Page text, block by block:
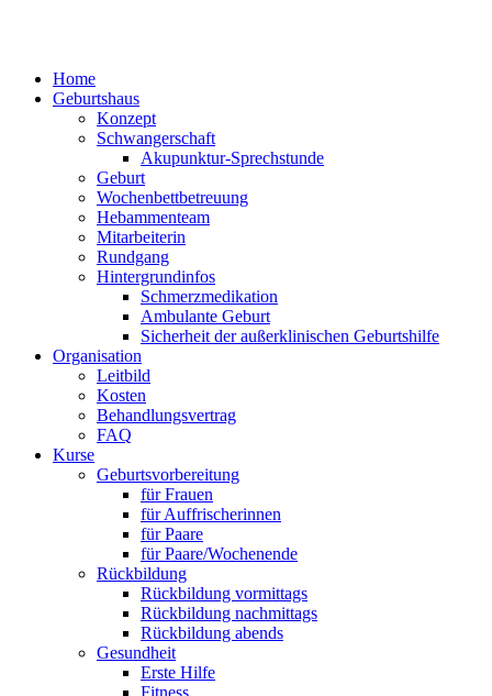
Home
Geburtshaus
Konzept
Schwangerschaft
Akupunktur-Sprechstunde
Geburt
Wochenbettbetreuung
Hebammenteam
Mitarbeiterin
Rundgang
Hintergrundinfos
Schmerzmedikation
Ambulante Geburt
Sicherheit der außerklinischen Geburtshilfe
Organisation
Leitbild
Kosten
Behandlungsvertrag
FAQ
Kurse
Geburtsvorbereitung
für Frauen
für Auffrischerinnen
für Paare
für Paare/Wochenende
Rückbildung
Rückbildung vormittags
Rückbildung nachmittags
Rückbildung abends
Gesundheit
Erste Hilfe
Fitness